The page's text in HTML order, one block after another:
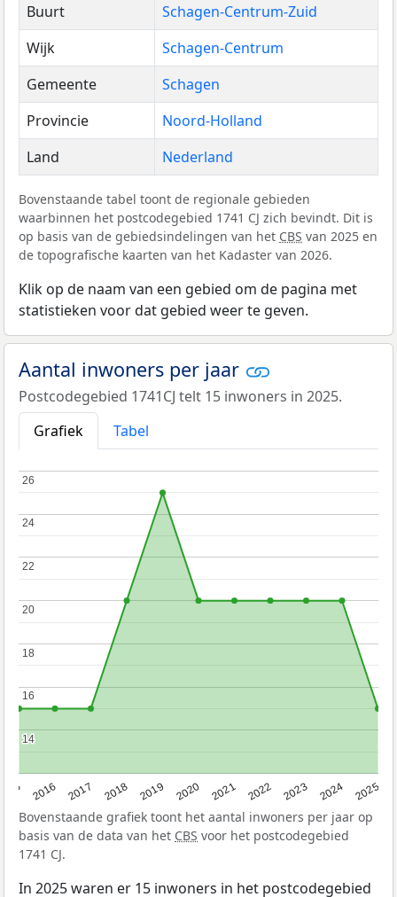
Buurt
Schagen-Centrum-Zuid
Wijk
Schagen-Centrum
Gemeente
Schagen
Provincie
Noord-Holland
Land
Nederland
Bovenstaande tabel toont de regionale gebieden
waarbinnen het postcodegebied 1741 CJ zich bevindt. Dit is
op basis van de gebiedsindelingen van het CBS van 2025 en
de topografische kaarten van het Kadaster van 2026.
Klik op de naam van een gebied om de pagina met
statistieken voor dat gebied weer te geven.
Aantal inwoners per jaar
Postcodegebied 1741CJ telt 15 inwoners in 2025.
Grafiek
Tabel
2016 2017 2018 2019 2020 2021 2022 2023 2024 2025
14
14
16
16
18
18
20
20
22
22
24
24
26
26
Bovenstaande grafiek toont het aantal inwoners per jaar op
basis van de data van het CBS voor het postcodegebied
1741 CJ.
In 2025 waren er 15 inwoners in het postcodegebied